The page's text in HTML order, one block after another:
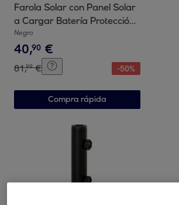
Farola Solar con Panel Solar
a Cargar Batería Protección
al Ambiente 6 LED Perfecto
para Noche Encendido
Automático Autonomía de 6
Horas Instalar Fácil Negro
ÃÂ¤26,5 x 177cm
Negro
40,90 €
81,99 € -50%
Compra rápida